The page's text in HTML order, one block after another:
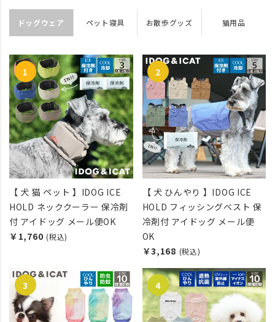
ドッグウェア ペット寝具 お散歩グッズ 猫用品
【 犬 猫 ペット 】IDOG ICE
HOLD ネッククーラー 保冷剤
付 アイドッグ メール便OK
￥1,760 (税込)
【 犬 ひんやり 】IDOG ICE
HOLD フィッシングベスト 保
冷剤付 アイドッグ メール便
OK
￥3,168 (税込)